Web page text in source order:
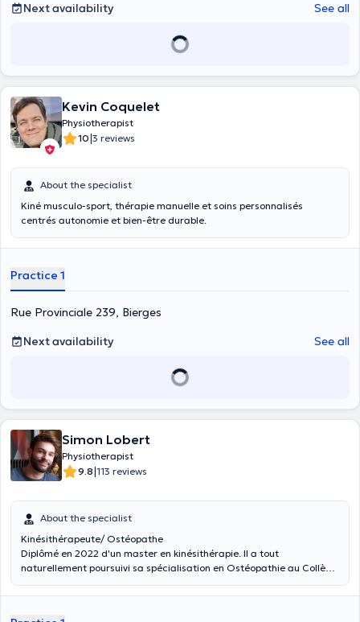
Next availability
See all
Kevin Coquelet
Physiotherapist
10|3 reviews
About the specialist
Kiné musculo-sport, thérapie manuelle et soins personnalisés
centrés autonomie et bien-être durable.
Practice 1
Rue Provinciale 239, Bierges
Next availability
See all
Simon Lobert
Physiotherapist
9.8|113 reviews
About the specialist
Kinésithérapeute/ Ostéopathe
Diplômé en 2022 d'un master en kinésithérapie. Il a tout
naturellement poursuivi sa spécialisation en Ostéopathie au Collège
d’Ostéopathie de Maidstone en Angleterre afin d'améliorer son